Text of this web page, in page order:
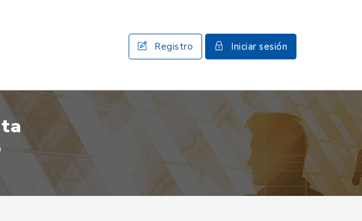
Registro Iniciar sesión